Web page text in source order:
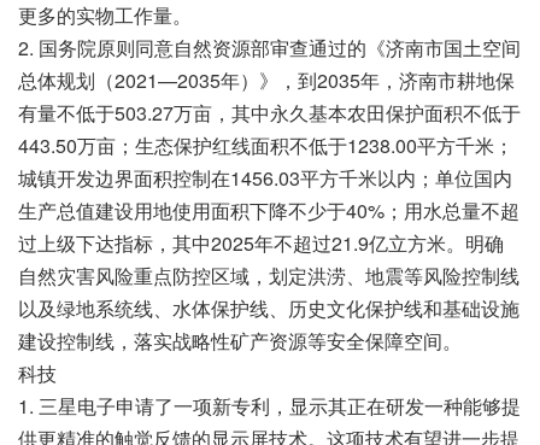
更多的实物工作量。
2. 国务院原则同意自然资源部审查通过的《济南市国土空间
总体规划（2021—2035年）》，到2035年，济南市耕地保
有量不低于503.27万亩，其中永久基本农田保护面积不低于
443.50万亩；生态保护红线面积不低于1238.00平方千米；
城镇开发边界面积控制在1456.03平方千米以内；单位国内
生产总值建设用地使用面积下降不少于40%；用水总量不超
过上级下达指标，其中2025年不超过21.9亿立方米。明确
自然灾害风险重点防控区域，划定洪涝、地震等风险控制线
以及绿地系统线、水体保护线、历史文化保护线和基础设施
建设控制线，落实战略性矿产资源等安全保障空间。
科技
1. 三星电子申请了一项新专利，显示其正在研发一种能够提
供更精准的触觉反馈的显示屏技术。这项技术有望进一步提